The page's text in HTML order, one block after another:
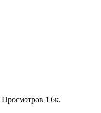
Просмотров 1.6к.